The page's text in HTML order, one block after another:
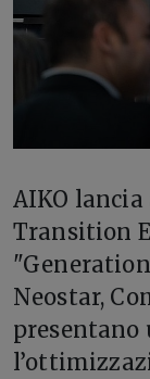
AIKO lancia
Transition
Neostar,
presentano